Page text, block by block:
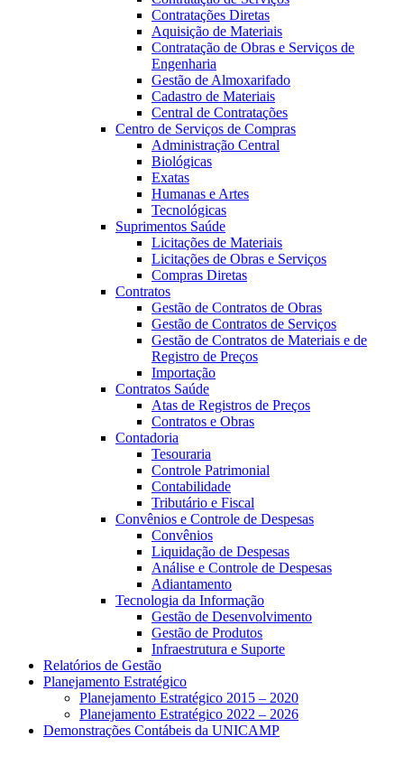
Contratações Diretas
Aquisição de Materiais
Contratação de Obras e Serviços de
Engenharia
Gestão de Almoxarifado
Cadastro de Materiais
Central de Contratações
Centro de Serviços de Compras
Administração Central
Biológicas
Exatas
Humanas e Artes
Tecnológicas
Suprimentos Saúde
Licitações de Materiais
Licitações de Obras e Serviços
Compras Diretas
Contratos
Gestão de Contratos de Obras
Gestão de Contratos de Serviços
Gestão de Contratos de Materiais e de
Registro de Preços
Importação
Contratos Saúde
Atas de Registros de Preços
Contratos e Obras
Contadoria
Tesouraria
Controle Patrimonial
Contabilidade
Tributário e Fiscal
Convênios e Controle de Despesas
Convênios
Liquidação de Despesas
Análise e Controle de Despesas
Adiantamento
Tecnologia da Informação
Gestão de Desenvolvimento
Gestão de Produtos
Infraestrutura e Suporte
Relatórios de Gestão
Planejamento Estratégico
Planejamento Estratégico 2015 – 2020
Planejamento Estratégico 2022 – 2026
Demonstrações Contábeis da UNICAMP